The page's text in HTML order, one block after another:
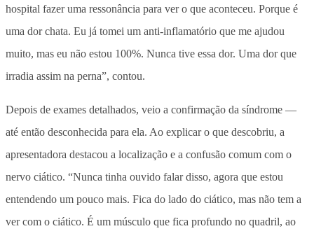
hospital fazer uma ressonância para ver o que aconteceu. Porque é
uma dor chata. Eu já tomei um anti-inflamatório que me ajudou
muito, mas eu não estou 100%. Nunca tive essa dor. Uma dor que
irradia assim na perna”, contou.
Depois de exames detalhados, veio a confirmação da síndrome —
até então desconhecida para ela. Ao explicar o que descobriu, a
apresentadora destacou a localização e a confusão comum com o
nervo ciático. “Nunca tinha ouvido falar disso, agora que estou
entendendo um pouco mais. Fica do lado do ciático, mas não tem a
ver com o ciático. É um músculo que fica profundo no quadril, ao